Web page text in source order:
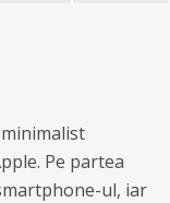
Pe partea
ul, iar